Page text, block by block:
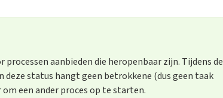
aanbieden die heropenbaar zijn. Tijdens de
status hangt geen betrokkene (dus geen taak
een ander proces op te starten.